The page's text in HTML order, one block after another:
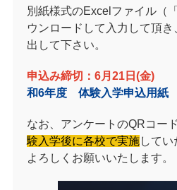
別紙様式のExcel ファイル（
ウンロードして入力して頂
出して下さい。
申込み締切：6月21日(
和6年度 体験入学申込用紙
なお、アンケートのQRコー
験入学後に各校で実施してい
よろしくお願いいたします。